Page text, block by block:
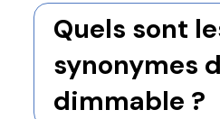
Quels sont
synonymes
dimmable ?